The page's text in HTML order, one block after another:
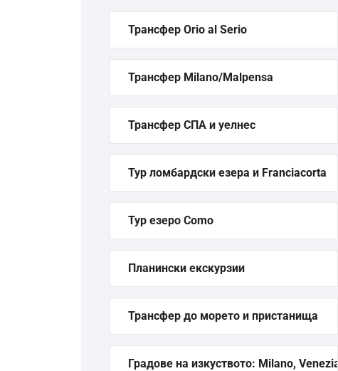
Трансфер Orio al Serio
Трансфер Milano/Malpensa
Трансфер СПА и уелнес
Тур ломбардски езера и Franciacorta
Тур езеро Como
Планински екскурзии
Трансфер до морето и пристанища
Градове на изкуството: Milano, Venezia,